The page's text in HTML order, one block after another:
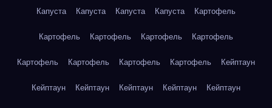
Капуста Капуста Капуста Капуста Картофель
Картофель Картофель Картофель Картофель
Картофель Картофель Картофель Картофель Кейптаун
Кейптаун Кейптаун Кейптаун Кейптаун Кейптаун